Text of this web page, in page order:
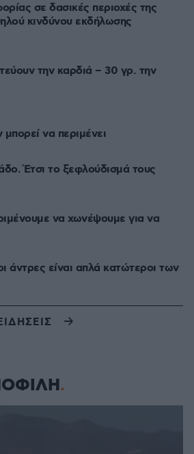
σε δασικές περιοχές της
κινδύνου εκδήλωσης
την καρδιά – 30 γρ. την
να περιμένει
Έτσι το ξεφλούδισμά τους
να χωνέψουμε για να
άντρες είναι απλά κατώτεροι των